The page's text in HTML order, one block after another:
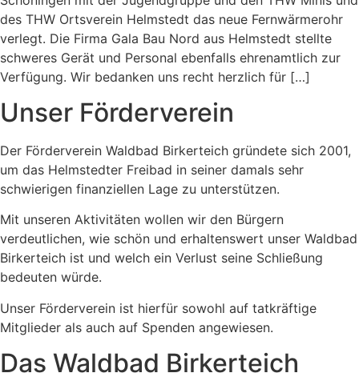
des THW Ortsverein Helmstedt das neue Fernwärmerohr
verlegt. Die Firma Gala Bau Nord aus Helmstedt stellte
schweres Gerät und Personal ebenfalls ehrenamtlich zur
Verfügung. Wir bedanken uns recht herzlich für […]
Unser Förderverein
Der Förderverein Waldbad Birkerteich gründete sich 2001,
um das Helmstedter Freibad in seiner damals sehr
schwierigen finanziellen Lage zu unterstützen.
Mit unseren Aktivitäten wollen wir den Bürgern
verdeutlichen, wie schön und erhaltenswert unser Waldbad
Birkerteich ist und welch ein Verlust seine Schließung
bedeuten würde.
Unser Förderverein ist hierfür sowohl auf tatkräftige
Mitglieder als auch auf Spenden angewiesen.
Das Waldbad Birkerteich